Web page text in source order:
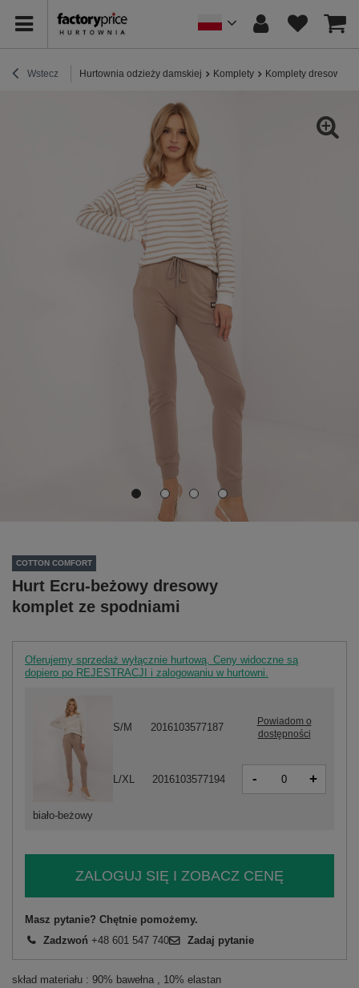
Wstecz Hurtownia odzieży damskiej Komplety Komplety dresowe
COTTON COMFORT
Hurt Ecru-beżowy dresowy
komplet ze spodniami
Oferujemy sprzedaż wyłącznie hurtową. Ceny widoczne są
dopiero po REJESTRACJI i zalogowaniu w hurtowni.
biało-beżowy
S/M 2016103577187
Powiadom o
dostępności
L/XL 2016103577194 - +
ZALOGUJ SIĘ I ZOBACZ CENĘ
Masz pytanie? Chętnie pomożemy.
Zadzwoń +48 601 547 740 Zadaj pytanie
skład materiału : 90% bawełna , 10% elastan